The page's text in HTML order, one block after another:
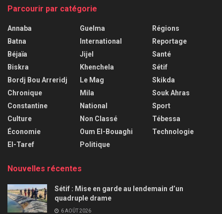
Parcourir par catégorie
Annaba
Batna
Béjaïa
Biskra
Bordj Bou Arreridj
Chronique
Constantine
Culture
Économie
El-Taref
Guelma
International
Jijel
Khenchela
Le Mag
Mila
National
Non Classé
Oum El-Bouaghi
Politique
Régions
Reportage
Santé
Sétif
Skikda
Souk Ahras
Sport
Tébessa
Technologie
Nouvelles récentes
Sétif : Mise en garde au lendemain d’un
quadruple drame
6 AOÛT 2026